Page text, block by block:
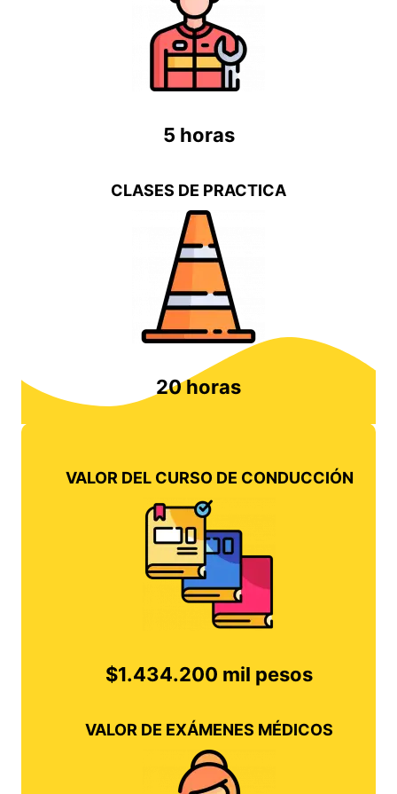
5 horas
CLASES DE PRACTICA
20 horas
VALOR DEL CURSO DE CONDUCCIÓN
$1.434.200 mil pesos
VALOR DE EXÁMENES MÉDICOS